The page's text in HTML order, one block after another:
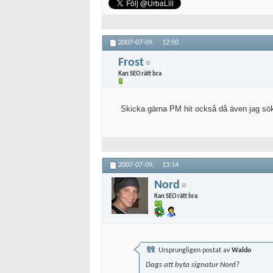
2007-07-09, 12:50
Frost
Kan SEO rätt bra
Skicka gärna PM hit också då även jag
2007-07-09, 13:14
Nord
Kan SEO rätt bra
Ursprungligen postat avWaldo
Dags att byta signatur Nord?